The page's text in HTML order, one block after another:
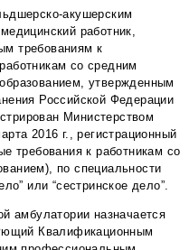
акушерским
работник,
требованиям к
со средним
утвержденным
Российской Федерации
Министерством
2016 г., регистрационный
требования к работникам со
по специальности
или “сестринское дело”.
амбулатории назначается
Квалификационным